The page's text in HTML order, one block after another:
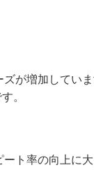
が増加してい
。
ト率の向上に